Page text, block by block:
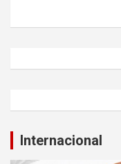
Internacional